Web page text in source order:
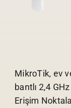
MikroTik, ev
bantlı 2,4
Erişim